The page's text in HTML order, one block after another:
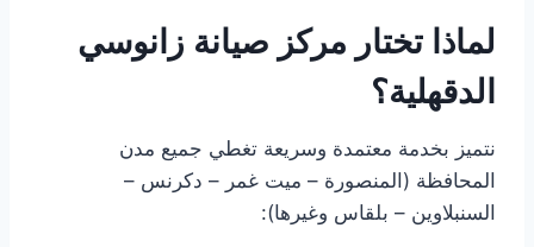
لماذا تختار مركز صيانة زانوسي
الدقهلية؟
نتميز بخدمة معتمدة وسريعة تغطي جميع مدن
المحافظة (المنصورة – ميت غمر – دكرنس –
السنبلاوين – بلقاس وغيرها):